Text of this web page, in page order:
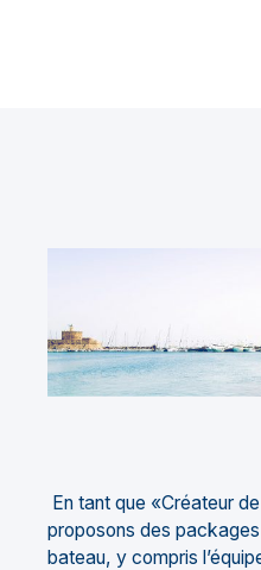
En tant que «Créateur
proposons des
bateau, y compris